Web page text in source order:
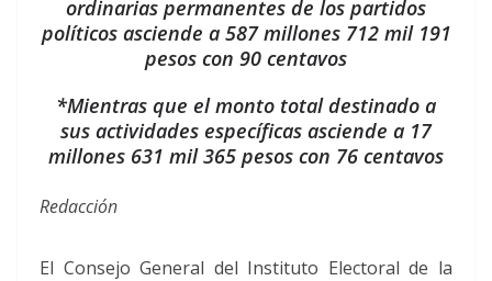
ordinarias permanentes de los partidos
políticos asciende a 587 millones 712 mil 191
pesos con 90 centavos
*Mientras que el monto total destinado a
sus actividades específicas asciende a 17
millones 631 mil 365 pesos con 76 centavos
Redacción
El Consejo General del Instituto Electoral de la